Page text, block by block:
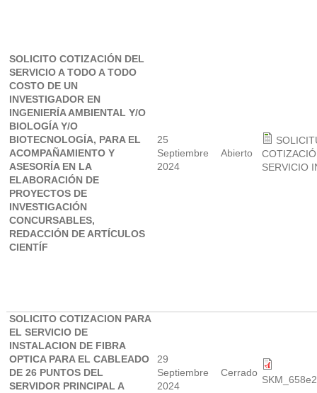
SOLICITO COTIZACIÓN DEL
SERVICIO A TODO A TODO
COSTO DE UN
INVESTIGADOR EN
INGENIERÍA AMBIENTAL Y/O
BIOLOGÍA Y/O
BIOTECNOLOGÍA, PARA EL
ACOMPAÑAMIENTO Y
ASESORÍA EN LA
ELABORACIÓN DE
PROYECTOS DE
INVESTIGACIÓN
CONCURSABLES,
REDACCIÓN DE ARTÍCULOS
CIENTÍF
25
Septiembre
2024
Abierto
SERVICIO
SOLICITO COTIZACION PARA
EL SERVICIO DE
INSTALACION DE FIBRA
OPTICA PARA EL CABLEADO
DE 26 PUNTOS DEL
SERVIDOR PRINCIPAL A
29
Septiembre
2024
Cerrado